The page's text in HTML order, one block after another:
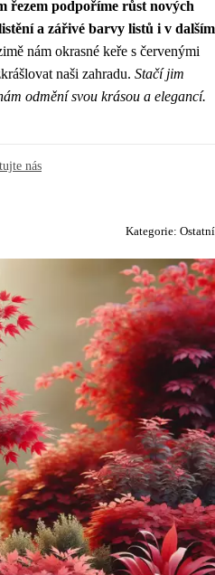
řezem podpoříme růst nových
a zářivé barvy listů i v dalším
nám okrasné keře s červenými
naši zahradu. Stačí jim
odmění svou krásou a elegancí.
nás
Kategorie: Ostatní